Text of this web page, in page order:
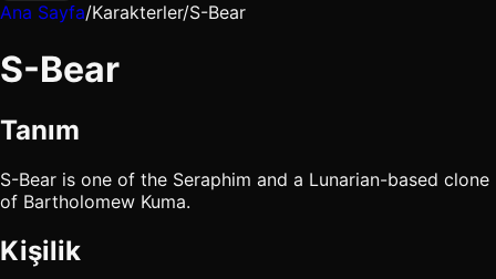
Ana Sayfa/Karakterler/S-Bear
S-Bear
Tanım
S-Bear is one of the Seraphim and a Lunarian-based clone
of Bartholomew Kuma.
Kişilik